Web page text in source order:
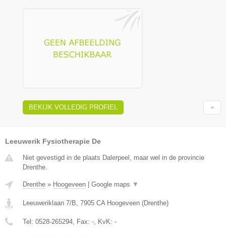
BEKIJK VOLLEDIG PROFIEL
Leeuwerik Fysiotherapie De
Niet gevestigd in de plaats Dalerpeel, maar wel in de provincie
Drenthe.
Drenthe » Hoogeveen Google maps ▼
Leeuweriklaan 7/B, 7905 CA Hoogeveen (Drenthe)
Tel: 0528-265294, Fax: -, KvK: -